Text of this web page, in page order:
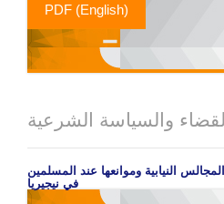
PDF (English)
القضاء والسياسة الشرعية
النيابية وموانعها عند المسلمين
في نيجيريا